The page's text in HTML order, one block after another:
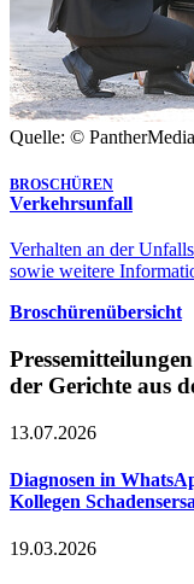
Quelle: ©
BROSCHÜREN
Verkehrsunfall
Verhalten an der
sowie weitere
Broschürenübersicht
Pressemitteilungen
der Gerichte aus
13.07.2026
Diagnosen in
Kollegen
19.03.2026